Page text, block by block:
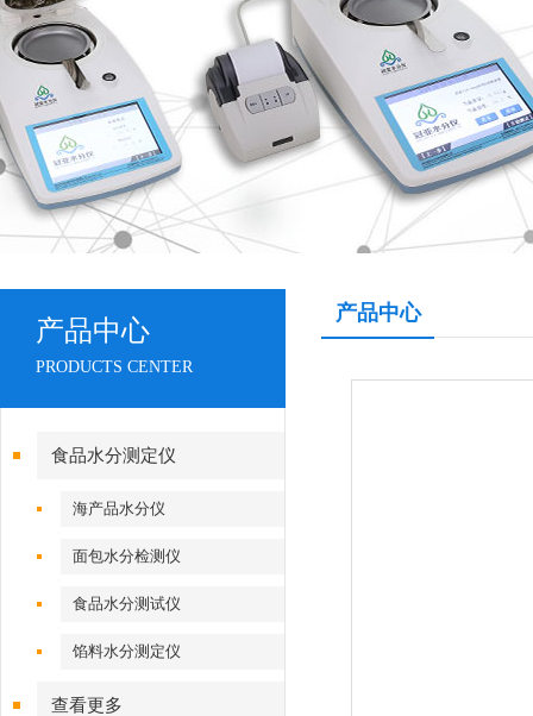
产品中心
PRODUCTS CENTER
食品水分测定仪
海产品水分仪
面包水分检测仪
食品水分测试仪
馅料水分测定仪
查看更多
产品中心